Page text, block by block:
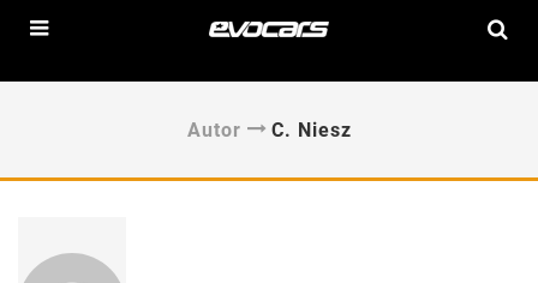
Autor C. Niesz